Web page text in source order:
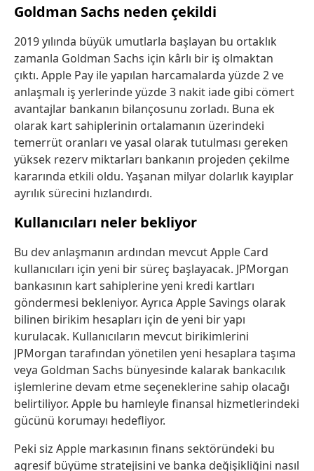
Goldman Sachs neden çekildi
2019 yılında büyük umutlarla başlayan bu ortaklık
zamanla Goldman Sachs için kârlı bir iş olmaktan
çıktı. Apple Pay ile yapılan harcamalarda yüzde 2 ve
anlaşmalı iş yerlerinde yüzde 3 nakit iade gibi cömert
avantajlar bankanın bilançosunu zorladı. Buna ek
olarak kart sahiplerinin ortalamanın üzerindeki
temerrüt oranları ve yasal olarak tutulması gereken
yüksek rezerv miktarları bankanın projeden çekilme
kararında etkili oldu. Yaşanan milyar dolarlık kayıplar
ayrılık sürecini hızlandırdı.
Kullanıcıları neler bekliyor
Bu dev anlaşmanın ardından mevcut Apple Card
kullanıcıları için yeni bir süreç başlayacak. JPMorgan
bankasının kart sahiplerine yeni kredi kartları
göndermesi bekleniyor. Ayrıca Apple Savings olarak
bilinen birikim hesapları için de yeni bir yapı
kurulacak. Kullanıcıların mevcut birikimlerini
JPMorgan tarafından yönetilen yeni hesaplara taşıma
veya Goldman Sachs bünyesinde kalarak bankacılık
işlemlerine devam etme seçeneklerine sahip olacağı
belirtiliyor. Apple bu hamleyle finansal hizmetlerindeki
gücünü korumayı hedefliyor.
Peki siz Apple markasının finans sektöründeki bu
agresif büyüme stratejisini ve banka değişikliğini nasıl